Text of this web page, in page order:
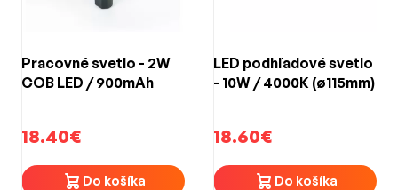
Pracovné svetlo - 2W
COB LED / 900mAh
18.40€
Do košíka
LED podhľadové svetlo
- 10W / 4000K (ø115mm)
18.60€
Do košíka